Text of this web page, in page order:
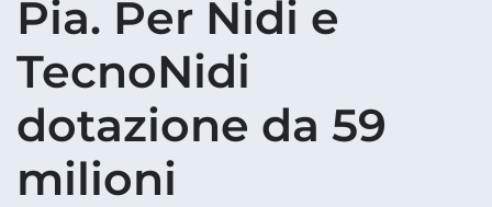
Pia. Per Nidi e
TecnoNidi
dotazione da 59
milioni